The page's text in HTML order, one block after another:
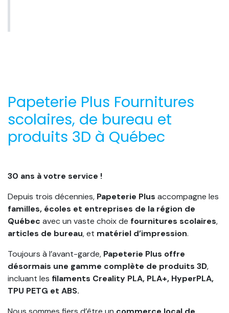
Papeterie Plus Fournitures
scolaires, de bureau et
produits 3D à Québec
30 ans à votre service !
Depuis trois décennies, Papeterie Plus accompagne les
familles, écoles et entreprises de la région de
Québec avec un vaste choix de fournitures scolaires,
articles de bureau, et matériel d’impression.
Toujours à l’avant-garde, Papeterie Plus offre
désormais une gamme complète de produits 3D,
incluant les filaments Creality PLA, PLA+, HyperPLA,
TPU PETG et ABS.